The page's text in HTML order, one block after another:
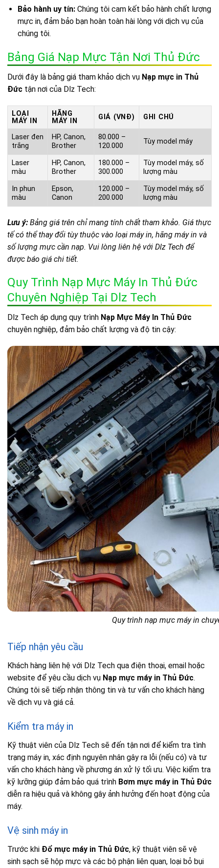
Bảo hành uy tín:Chúng tôi cam kết bảo hành chất lượng
mực in, đảm bảo bạn hoàn toàn hài lòng với dịch vụ của
chúng tôi.
Bảng Giá Nạp Mực Tận Nơi Thủ Đức
Dưới đây là bảng giá tham khảo dịch vụ Nạp mực in Thủ
Đức tận nơi của Dlz Tech:
LOẠI
MÁY IN
HÃNG
MÁY IN
GIÁ (VNĐ) GHI CHÚ
Laser đen
trắng
HP, Canon,
Brother
80.000 –
120.000
Tùy model máy
Laser
màu
HP, Canon,
Brother
180.000 –
300.000
Tùy model máy, số
lượng màu
In phun
màu
Epson,
Canon
120.000 –
200.000
Tùy model máy, số
lượng màu
Lưu ý: Bảng giá trên chỉ mang tính chất tham khảo. Giá thực
tế có thể thay đổi tùy thuộc vào loại máy in, hãng máy in và
số lượng mực cần nạp. Vui lòng liên hệ với Dlz Tech để
được báo giá chi tiết.
Quy Trình Nạp Mực Máy In Thủ Đức
Chuyên Nghiệp Tại Dlz Tech
Dlz Tech áp dụng quy trình Nạp Mực Máy In Thủ Đức
chuyên nghiệp, đảm bảo chất lượng và độ tin cậy:
Quy trình nạp mực máy in
Tiếp nhận yêu cầu
Khách hàng liên hệ với Dlz Tech qua điện thoại, email hoặc
website để yêu cầu dịch vụ Nạp mực máy in Thủ Đức.
Chúng tôi sẽ tiếp nhận thông tin và tư vấn cho khách hàng
về dịch vụ và giá cả.
Kiểm tra máy in
Kỹ thuật viên của Dlz Tech sẽ đến tận nơi để kiểm tra tình
trạng máy in, xác định nguyên nhân gây ra lỗi (nếu có) và tư
vấn cho khách hàng về phương án xử lý tối ưu. Việc kiểm tra
kỹ lưỡng giúp đảm bảo quá trình Bơm mực máy in Thủ Đức
diễn ra hiệu quả và không gây ảnh hưởng đến hoạt động của
máy.
Vệ sinh máy in
Trước khi Đổ mực máy in Thủ Đức, kỹ thuật viên sẽ vệ
sinh sạch sẽ hộp mực và các bộ phận liên quan, loại bỏ bụi